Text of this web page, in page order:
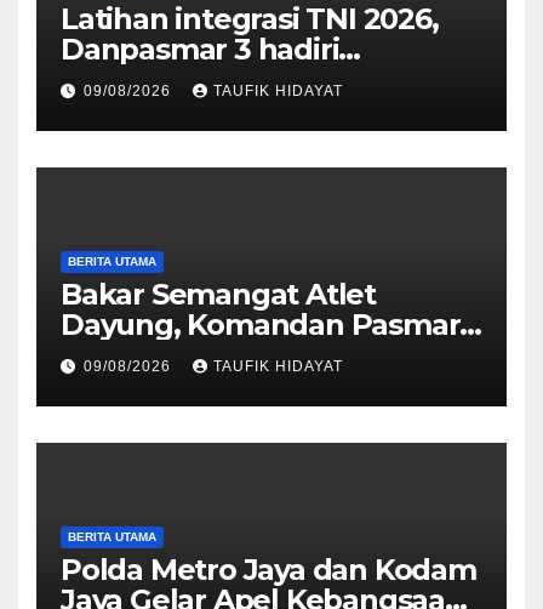
Latihan integrasi TNI 2026,
Danpasmar 3 hadiri
rangkaian Kehormatan Korps
Marinir di Dabo Singkep
09/08/2026 TAUFIK HIDAYAT
BERITA UTAMA
Bakar Semangat Atlet
Dayung, Komandan Pasmar
3 Berikan Motivasi dan
Apresiasi
09/08/2026 TAUFIK HIDAYAT
BERITA UTAMA
Polda Metro Jaya dan Kodam
Jaya Gelar Apel Kebangsaan